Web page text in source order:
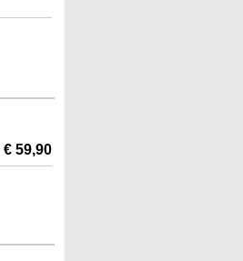
€ 59,90